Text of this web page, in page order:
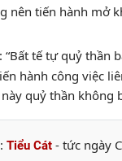
nên tiến hành mở
: “Bất tế tự quỷ thần
hành công việc
quỷ thần không
Tiểu Cát - tức ngày